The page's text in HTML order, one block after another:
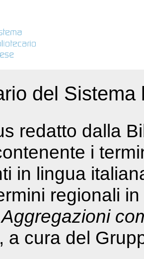
del
redatto dalla
i
in lingua
regionali
Aggregazioni
a cura del